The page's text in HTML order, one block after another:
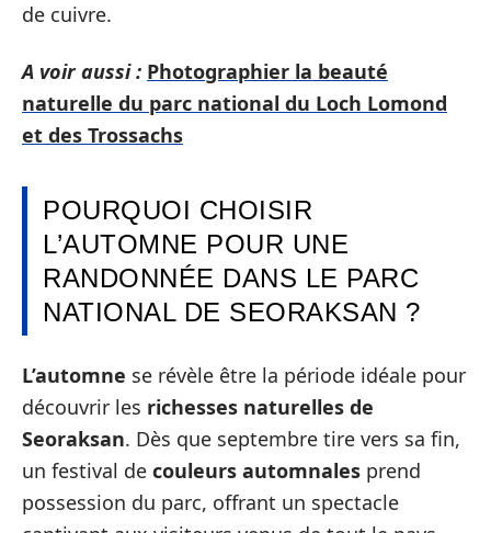
de cuivre.
A voir aussi : Photographier la beauté
naturelle du parc national du Loch Lomond
et des Trossachs
POURQUOI CHOISIR
L’AUTOMNE POUR UNE
RANDONNÉE DANS LE PARC
NATIONAL DE SEORAKSAN ?
L’automne se révèle être la période idéale pour
découvrir les richesses naturelles de
Seoraksan. Dès que septembre tire vers sa fin,
un festival de couleurs automnales prend
possession du parc, offrant un spectacle